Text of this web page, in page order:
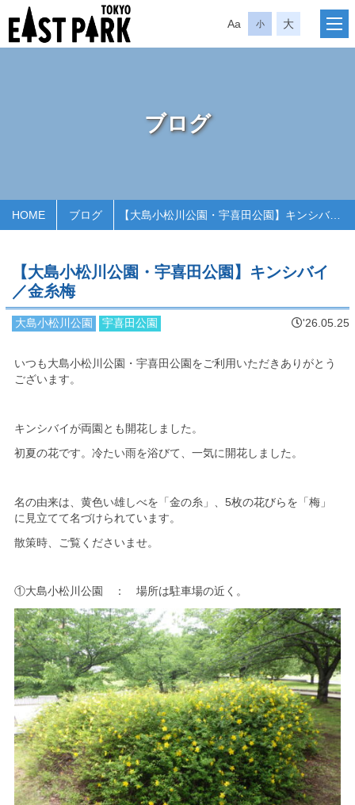
Aa 小 大
ブログ
HOME ブログ 【大島小松川公園・宇喜田公園】キンシバイ／金糸梅
【大島小松川公園・宇喜田公園】キンシバイ
／金糸梅
大島小松川公園 宇喜田公園 '26.05.25
いつも大島小松川公園・宇喜田公園をご利用いただきありがとう
ございます。
キンシバイが両園とも開花しました。
初夏の花です。冷たい雨を浴びて、一気に開花しました。
名の由来は、黄色い雄しべを「金の糸」、5枚の花びらを「梅」
に見立てて名づけられています。
散策時、ご覧くださいませ。
①大島小松川公園 ： 場所は駐車場の近く。